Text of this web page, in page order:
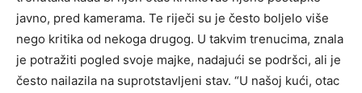
javno, pred kamerama. Te riječi su je često boljelo više
nego kritika od nekoga drugog. U takvim trenucima, znala
je potražiti pogled svoje majke, nadajući se podršci, ali je
često nailazila na suprotstavljeni stav. “U našoj kući, otac